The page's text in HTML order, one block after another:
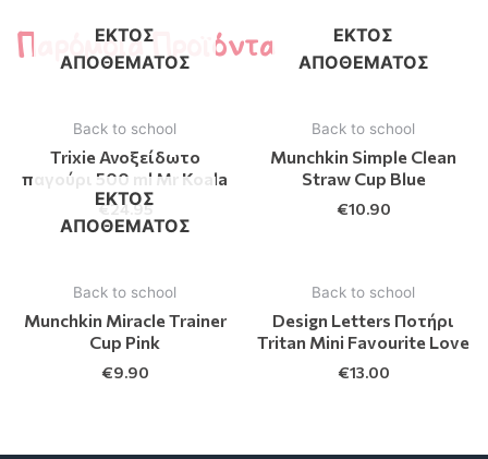
Παρόμοια Προϊόντα
ΕΚΤΌΣ
ΑΠΟΘΈΜΑΤΟΣ
Back to school
Trixie Ανοξείδωτο
παγούρι 500 ml Mr Koala
€24.95
ΕΚΤΌΣ
ΑΠΟΘΈΜΑΤΟΣ
Back to school
Munchkin Simple Clean
Straw Cup Blue
€10.90
ΕΚΤΌΣ
ΑΠΟΘΈΜΑΤΟΣ
Back to school
Munchkin Miracle Trainer
Cup Pink
€9.90
Back to school
Design Letters Ποτήρι
Tritan Μini Favourite Love
€13.00